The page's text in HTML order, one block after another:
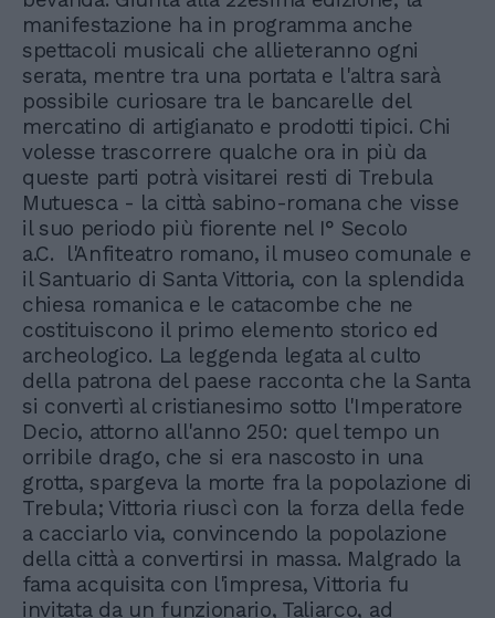
manifestazione ha in programma anche
spettacoli musicali che allieteranno ogni
serata, mentre tra una portata e l'altra sarà
possibile curiosare tra le bancarelle del
mercatino di artigianato e prodotti tipici. Chi
volesse trascorrere qualche ora in più da
queste parti potrà visitarei resti di Trebula
Mutuesca - la città sabino-romana che visse
il suo periodo più fiorente nel I° Secolo
a.C. l'Anfiteatro romano, il museo comunale e
il Santuario di Santa Vittoria, con la splendida
chiesa romanica e le catacombe che ne
costituiscono il primo elemento storico ed
archeologico. La leggenda legata al culto
della patrona del paese racconta che la Santa
si convertì al cristianesimo sotto l'Imperatore
Decio, attorno all'anno 250: quel tempo un
orribile drago, che si era nascosto in una
grotta, spargeva la morte fra la popolazione di
Trebula; Vittoria riuscì con la forza della fede
a cacciarlo via, convincendo la popolazione
della città a convertirsi in massa. Malgrado la
fama acquisita con l'impresa, Vittoria fu
invitata da un funzionario, Taliarco, ad